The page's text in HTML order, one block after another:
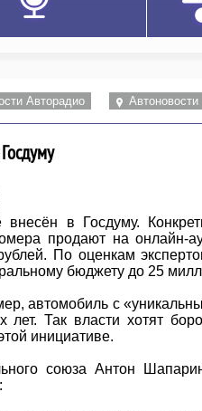
Авторадио Автоновости
внесён в Госдуму.
продают на онлайн-
По оценкам
бюджету до 25
автомобиль с
лет. Так власти хотят
инициативе.
союза Антон